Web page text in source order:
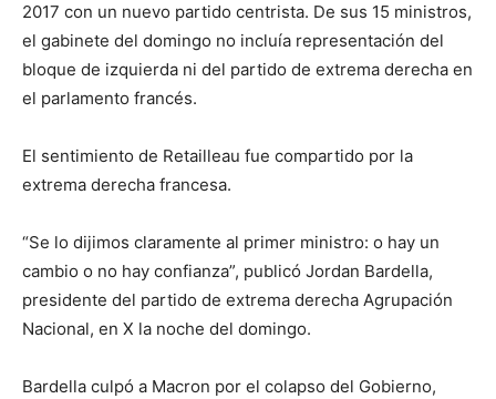
2017 con un nuevo partido centrista. De sus 15 ministros,
el gabinete del domingo no incluía representación del
bloque de izquierda ni del partido de extrema derecha en
el parlamento francés.
El sentimiento de Retailleau fue compartido por la
extrema derecha francesa.
“Se lo dijimos claramente al primer ministro: o hay un
cambio o no hay confianza”, publicó Jordan Bardella,
presidente del partido de extrema derecha Agrupación
Nacional, en X la noche del domingo.
Bardella culpó a Macron por el colapso del Gobierno,